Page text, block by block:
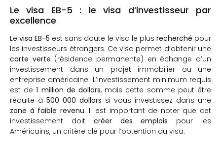
Le visa EB-5 : le visa d’investisseur par
excellence
Levisa EB-5 est sans doute le visa le plus recherché pour
les investisseurs étrangers. Ce visa permet d’obtenir une
carte verte (résidence permanente) en échange d’un
investissement dans un projet immobilier ou une
entreprise américaine. L’investissement minimum requis
est de1 million de dollars, mais cette somme peut être
réduite à 500 000 dollars si vous investissez dans une
zone à faible revenu. Il est important de noter que cet
investissement doit créer des emplois pour les
Américains, un critère clé pour l’obtention du visa.